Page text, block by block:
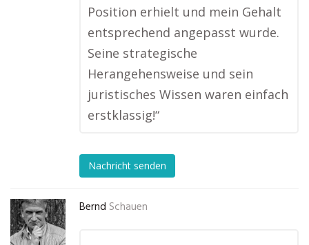
Position erhielt und mein Gehalt
entsprechend angepasst wurde.
Seine strategische
Herangehensweise und sein
juristisches Wissen waren einfach
erstklassig!“
Nachricht senden
Bernd Schauen